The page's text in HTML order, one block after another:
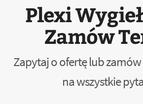
Plexi
Zamów
Zapytaj o ofertę lub
na wszystkie